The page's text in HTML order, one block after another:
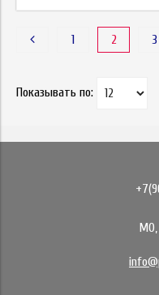
1 2 3
Показывать по:
МО,